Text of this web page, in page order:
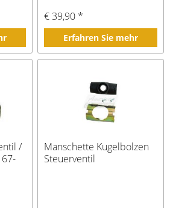
€ 39,90 *
Erfahren Sie mehr
/
Manschette Kugelbolzen
Steuerventil